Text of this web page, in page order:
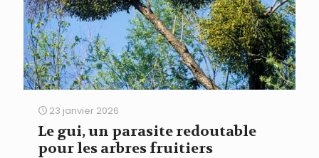
23 janvier 2026
Le gui, un parasite redoutable
pour les arbres fruitiers